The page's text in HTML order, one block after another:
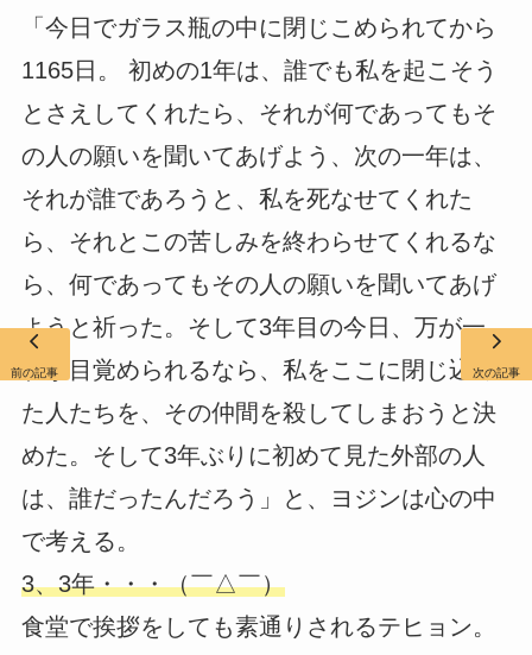
「今日でガラス瓶の中に閉じこめられてから
1165日。 初めの1年は、誰でも私を起こそう
とさえしてくれたら、それが何であってもそ
の人の願いを聞いてあげよう、次の一年は、
それが誰であろうと、私を死なせてくれた
ら、それとこの苦しみを終わらせてくれるな
ら、何であってもその人の願いを聞いてあげ
ようと祈った。そして3年目の今日、万が一、
私が目覚められるなら、私をここに閉じ込め
た人たちを、その仲間を殺してしまおうと決
めた。そして3年ぶりに初めて見た外部の人
は、誰だったんだろう」と、ヨジンは心の中
で考える。
3、3年・・・（￣△￣）
食堂で挨拶をしても素通りされるテヒョン。
前の記事 次の記事